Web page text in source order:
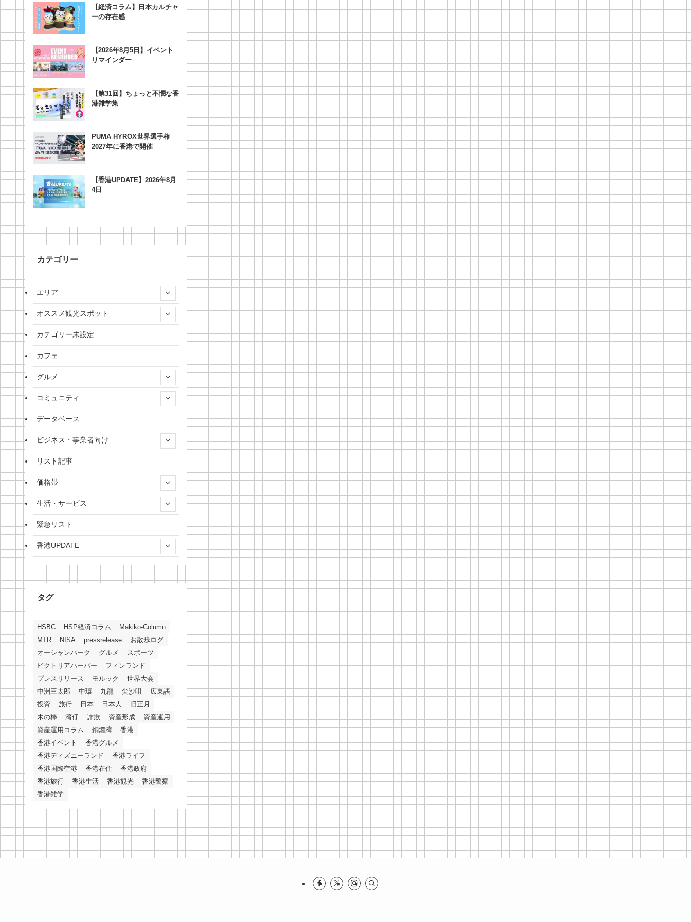
【経済コラム】日本カルチャ
ーの存在感
【2026年8月5日】イベント
リマインダー
【第31回】ちょっと不憫な香
港雑学集
PUMA HYROX世界選手権
2027年に香港で開催
【香港UPDATE】2026年8月
4日
カテゴリー
エリア
オススメ観光スポット
カテゴリー未設定
カフェ
グルメ
コミュニティ
データベース
ビジネス・事業者向け
リスト記事
価格帯
生活・サービス
緊急リスト
香港UPDATE
タグ
HSBC HSP経済コラム
Makiko-Column
MTR
NISA pressrelease
お散歩ログ
オーシャンパーク
グルメ
スポーツ
ビクトリアハーバー
フィンランド
プレスリリース
モルック
世界大会
中洲三太郎
中環 九龍 尖沙咀
広東語
投資
旅行 日本 日本人
旧正月
木の棒
湾仔 詐欺 資産形成
資産運用
資産運用コラム
銅鑼湾
香港
香港イベント
香港グルメ
香港ディズニーランド
香港ライフ
香港国際空港
香港在住
香港政府
香港旅行
香港生活 香港観光
香港警察
香港雑学